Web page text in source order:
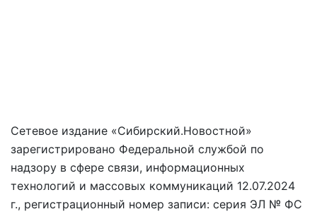
Сетевое издание «Сибирский.Новостной»
зарегистрировано Федеральной службой по
надзору в сфере связи, информационных
технологий и массовых коммуникаций 12.07.2024
г., регистрационный номер записи: серия ЭЛ № ФС